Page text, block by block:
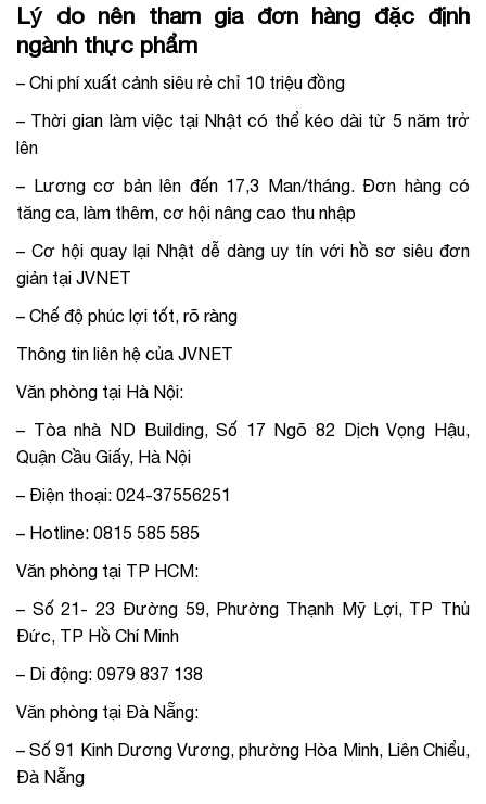
Lý do nên tham gia đơn hàng đặc định
ngành thực phẩm
– Chi phí xuất cảnh siêu rẻ chỉ 10 triệu đồng
– Thời gian làm việc tại Nhật có thể kéo dài từ 5 năm trở
lên
– Lương cơ bản lên đến 17,3 Man/tháng. Đơn hàng có
tăng ca, làm thêm, cơ hội nâng cao thu nhập
– Cơ hội quay lại Nhật dễ dàng uy tín với hồ sơ siêu đơn
giản tại JVNET
– Chế độ phúc lợi tốt, rõ ràng
Thông tin liên hệ của JVNET
Văn phòng tại Hà Nội:
– Tòa nhà ND Building, Số 17 Ngõ 82 Dịch Vọng Hậu,
Quận Cầu Giấy, Hà Nội
– Điện thoại: 024-37556251
– Hotline: 0815 585 585
Văn phòng tại TP HCM:
– Số 21- 23 Đường 59, Phường Thạnh Mỹ Lợi, TP Thủ
Đức, TP Hồ Chí Minh
– Di động: 0979 837 138
Văn phòng tại Đà Nẵng:
– Số 91 Kinh Dương Vương, phường Hòa Minh, Liên Chiểu,
Đà Nẵng